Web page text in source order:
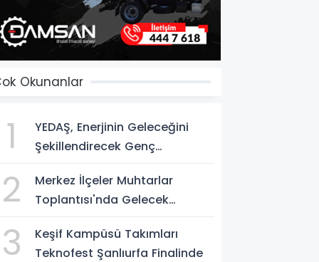
Okunanlar
1
YEDAŞ, Enerjinin Geleceğini
Şekillendirecek Genç
2
Merkez İlçeler Muhtarlar
Toplantısı'nda Gelecek
3
Keşif Kampüsü Takımları
Teknofest Şanlıurfa Finalinde